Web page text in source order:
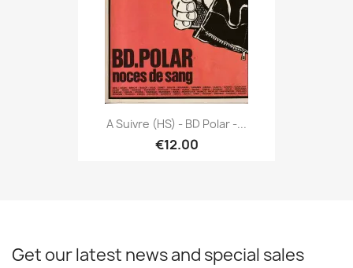
A Suivre (HS) - BD Polar -...
€12.00
Get our latest news and special sales